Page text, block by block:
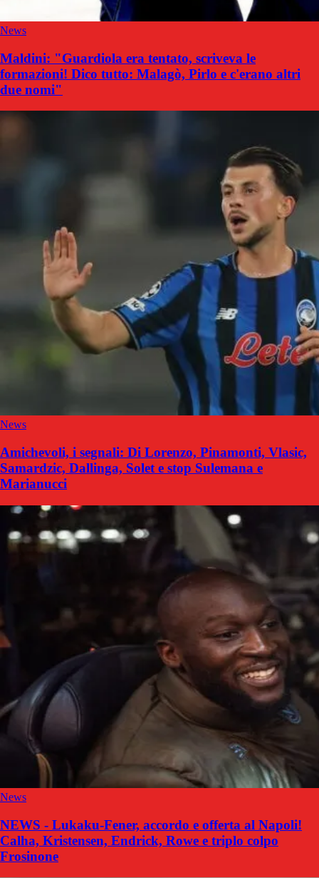
News
Maldini: "Guardiola era tentato, scriveva le
formazioni! Dico tutto: Malagò, Pirlo e c'erano altri
due nomi"
News
Amichevoli, i segnali: Di Lorenzo, Pinamonti, Vlasic,
Samardzic, Dallinga, Solet e stop Sulemana e
Marianucci
News
NEWS - Lukaku-Fener, accordo e offerta al Napoli!
Calha, Kristensen, Endrick, Rowe e triplo colpo
Frosinone